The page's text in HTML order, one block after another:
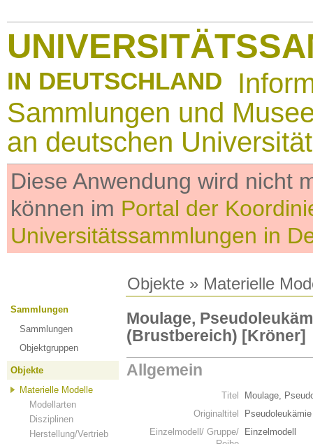
IN DEUTSCHLAND
Sammlungen und
an deutschen
Diese Anwendung wird nicht
können im Portal der
Universitätssammlungen in
Objekte » Materielle
Sammlungen
Sammlungen
Objektgruppen
Objekte
Materielle Modelle
Modellarten
Disziplinen
Herstellung/Vertrieb
Moulage,
(Brustbereich) [Kröner]
Allgemein
Titel
Moulage,
Originaltitel
Einzelmodell/ Gruppe/
Einzelmodell